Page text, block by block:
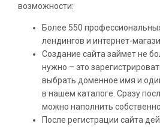
возможности:
Более 550
лендингов и интернет-
Создание сайта займет не
нужно – это
выбрать доменное имя и
в нашем каталоге. Сразу
можно наполнить
После регистрации сайта